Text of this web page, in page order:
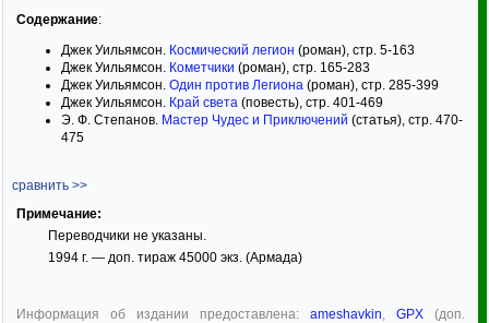
Содержание:
Джек Уильямсон. Космический легион (роман), стр. 5-163
Джек Уильямсон. Кометчики (роман), стр. 165-283
Джек Уильямсон. Один против Легиона (роман), стр. 285-399
Джек Уильямсон. Край света (повесть), стр. 401-469
Э. Ф. Степанов. Мастер Чудес и Приключений (статья), стр. 470-
475
сравнить >>
Примечание:
Переводчики не указаны.
1994 г. — доп. тираж 45000 экз. (Армада)
Информация об издании предоставлена: ameshavkin, GPX (доп.